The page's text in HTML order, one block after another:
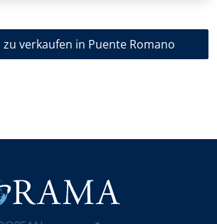
verkaufen in Puente Romano